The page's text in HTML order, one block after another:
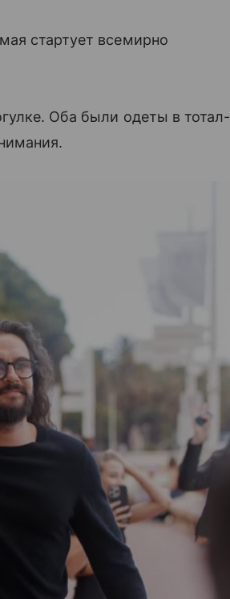
стартует всемирно
Оба были одеты в тотал-